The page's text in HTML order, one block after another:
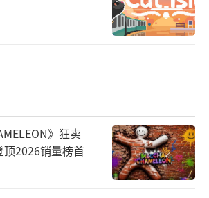
》狂卖
2026销量榜首